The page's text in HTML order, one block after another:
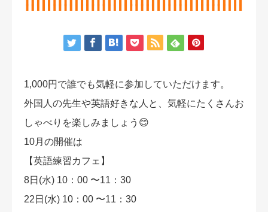
1,000円で誰でも気軽に参加していただけます。
外国人の先生や英語好きな人と、気軽にたくさんお
しゃべりを楽しみましょう😊
10月の開催は
【英語練習カフェ】
8日(水) 10：00 〜11：30
22日(水) 10：00 〜11：30